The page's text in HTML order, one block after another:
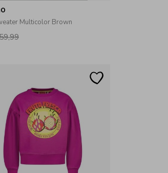
Multicolor Brown